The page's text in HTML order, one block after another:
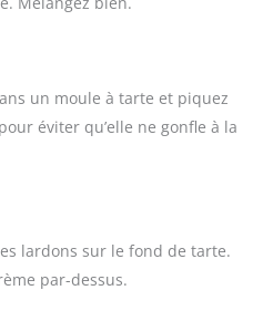
un moule à tarte et piquez
éviter qu’elle ne gonfle à la
lardons sur le fond de tarte.
par-dessus.